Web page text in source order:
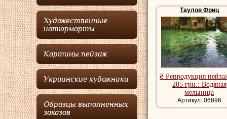
Художественные
натюрморты
Картины пейзаж
Украинские художники
Образцы выполненных
заказов
Анкером, в датском
В 1880 годуТаулов
одной из
искусства и
основателей
ОслоТауловв
людей. Кроме того,
снова
Париже.Фриц
известность, при
Таулов Фриц
₴ Репродукция
285 грн.: Водяная
мельница
Артикул: 06896